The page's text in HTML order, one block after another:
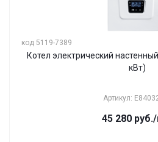
код 5119-7389
Котел электрический
кВт)
Артикул:
45 280руб./